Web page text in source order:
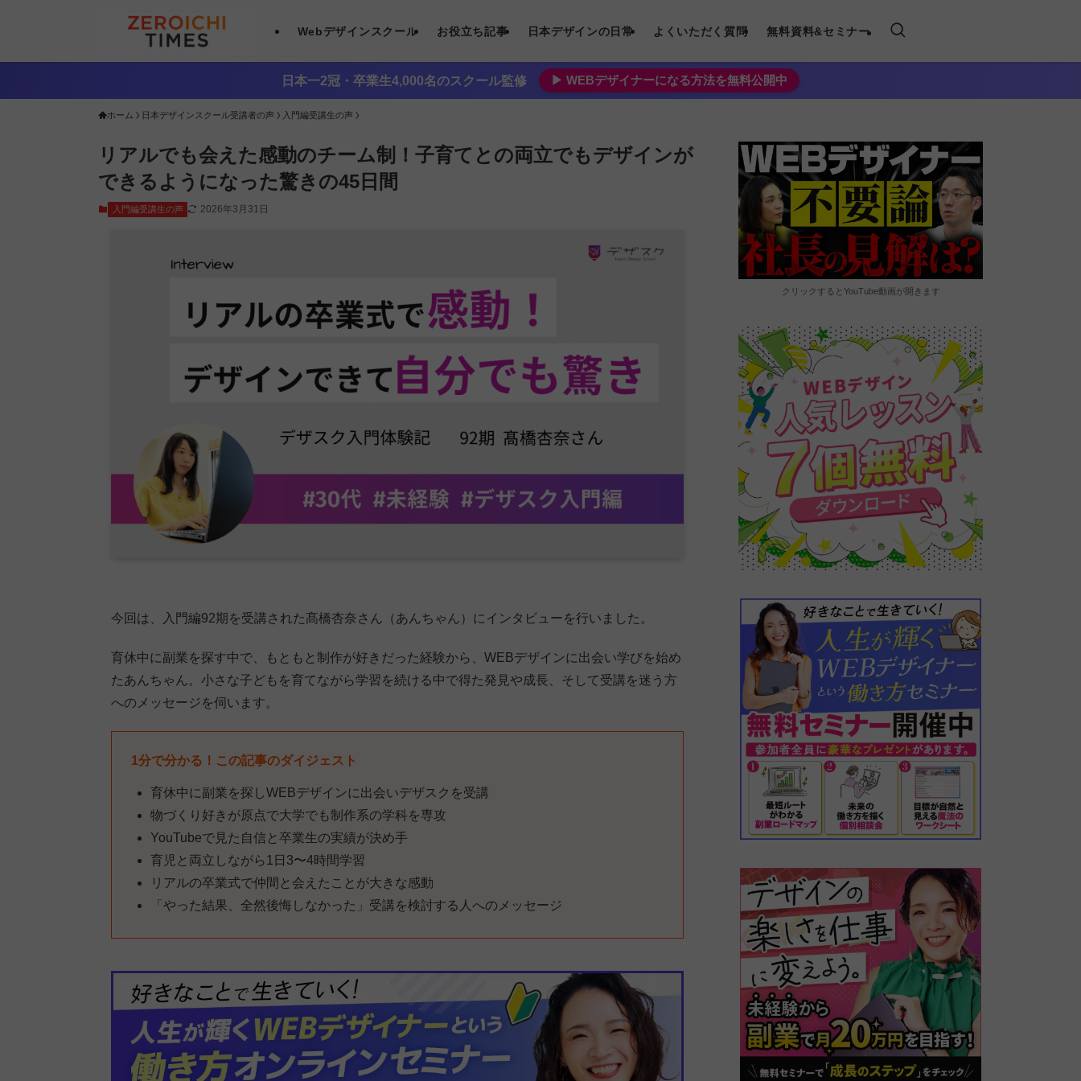
Webデザインスクール お役立ち記事 日本デザインの日常 よくいただく質問 無料資料&セミナー
日本一2冠・卒業生4,000名のスクール監修 ▶︎ WEBデザイナーになる方法を無料公開中
ホーム 日本デザインスクール受講者の声 入門編受講生の声
リアルでも会えた感動のチーム制！子育てとの両立でもデザインが
できるようになった驚きの45日間
入門編受講生の声 2026年3月31日
今回は、入門編92期を受講された髙橋杏奈さん（あんちゃん）にインタビューを行いました。
育休中に副業を探す中で、もともと制作が好きだった経験から、WEBデザインに出会い学びを始め
たあんちゃん。小さな子どもを育てながら学習を続ける中で得た発見や成長、そして受講を迷う方
へのメッセージを伺います。
1分で分かる！この記事のダイジェスト
育休中に副業を探しWEBデザインに出会いデザスクを受講
物づくり好きが原点で大学でも制作系の学科を専攻
YouTubeで見た自信と卒業生の実績が決め手
育児と両立しながら1日3〜4時間学習
リアルの卒業式で仲間と会えたことが大きな感動
「やった結果、全然後悔しなかった」受講を検討する人へのメッセージ
クリックするとYouTube動画が開きます